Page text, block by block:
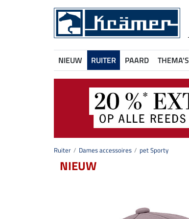
NIEUW RUITER PAARD THEMA'S
Ruiter Dames accessoires pet Sporty
NIEUW